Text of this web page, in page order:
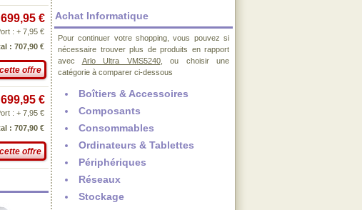
699,95 €
: + 7,95 €
: 707,90 €
offre
699,95 €
: + 7,95 €
: 707,90 €
offre
Achat Informatique
Pour continuer votre shopping, vous pouvez si
nécessaire trouver plus de produits en rapport
avec Arlo Ultra VMS5240, ou choisir une
catégorie à comparer ci-dessous
Boîtiers & Accessoires
Composants
Consommables
Ordinateurs & Tablettes
Périphériques
Réseaux
Stockage